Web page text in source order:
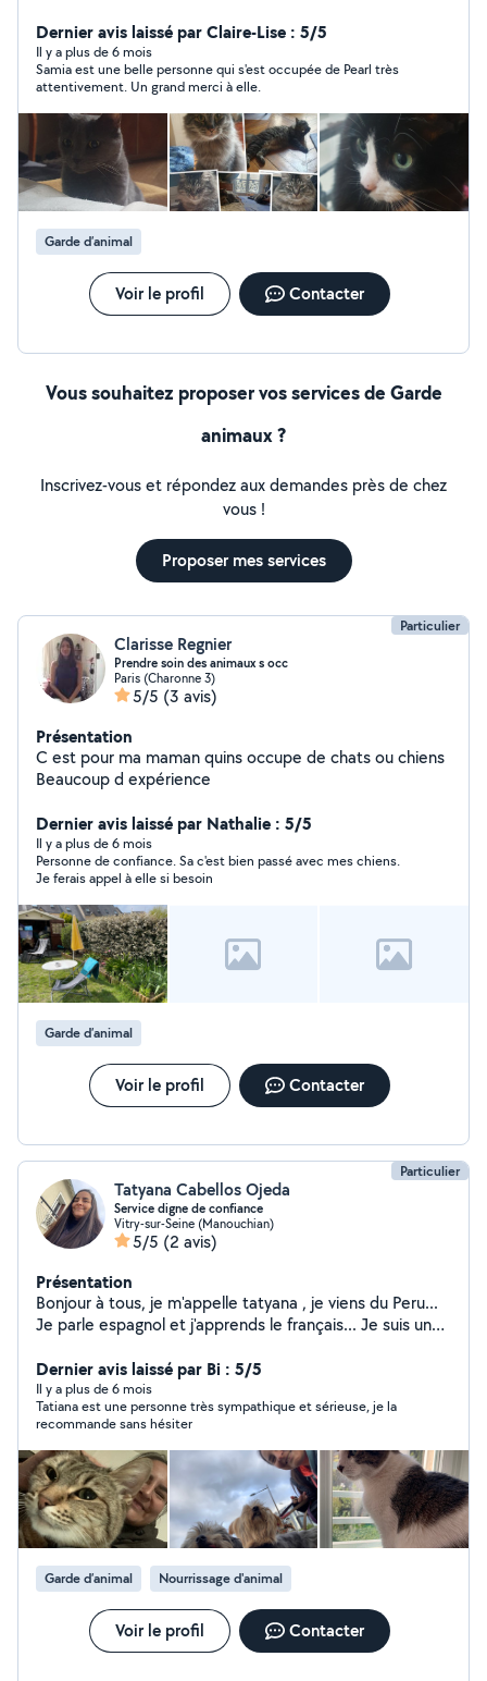
Dernier avis laissé par Claire-Lise : 5/5
Il y a plus de 6 mois
Samia est une belle personne qui s'est occupée de Pearl très
attentivement. Un grand merci à elle.
Garde d’animal
Voir le profil Contacter
Vous souhaitez proposer vos services de Garde
animaux ?
Inscrivez-vous et répondez aux demandes près de chez
vous !
Proposer mes services
Particulier
Clarisse Regnier
Prendre soin des animaux s occ
Paris (Charonne 3)
5/5 (3 avis)
Présentation
C est pour ma maman quins occupe de chats ou chiens
Beaucoup d expérience
Dernier avis laissé par Nathalie : 5/5
Il y a plus de 6 mois
Personne de confiance. Sa c'est bien passé avec mes chiens.
Je ferais appel à elle si besoin
Garde d’animal
Voir le profil Contacter
Particulier
Tatyana Cabellos Ojeda
Service digne de confiance
Vitry-sur-Seine (Manouchian)
5/5 (2 avis)
Présentation
Bonjour à tous, je m'appelle tatyana , je viens du Peru...
Je parle espagnol et j'apprends le français... Je suis une
emploi de femme de ménage, de gardienne d'animaux,
soins aux personnes âgées ou de baby-sitter. Si vous
êtes intéressé par un service ou un type, envoyez-moi
un message. Merci beaucoup
Dernier avis laissé par Bi : 5/5
Il y a plus de 6 mois
Tatiana est une personne très sympathique et sérieuse, je la
recommande sans hésiter
Garde d’animal Nourrissage d'animal
Voir le profil Contacter